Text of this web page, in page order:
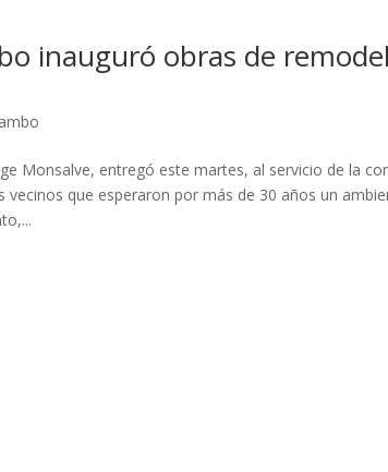
inauguró obras de
Monsalve, entregó este martes, al servicio de la
vecinos que esperaron por más de 30 años un